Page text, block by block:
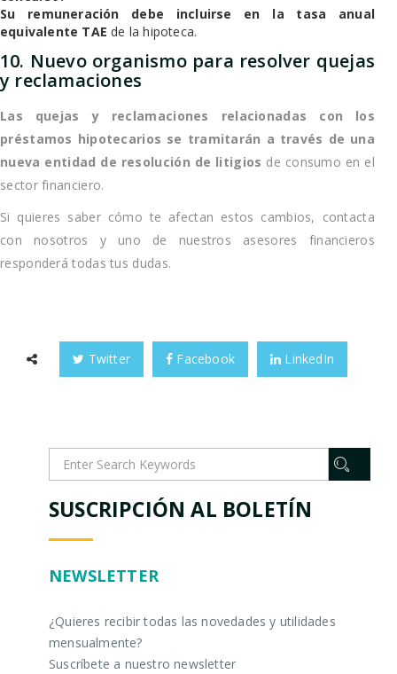
Su remuneración debe incluirse en la tasa anual
equivalente TAE de la hipoteca.
10. Nuevo organismo para resolver quejas
y reclamaciones
Las quejas y reclamaciones relacionadas con los
préstamos hipotecarios se tramitarán a través de una
nueva entidad de resolución de litigios de consumo en el
sector financiero.
Si quieres saber cómo te afectan estos cambios, contacta
con nosotros y uno de nuestros asesores financieros
responderá todas tus dudas.
Twitter Facebook LinkedIn
SUSCRIPCIÓN AL BOLETÍN
NEWSLETTER
¿Quieres recibir todas las novedades y utilidades
mensualmente?
Suscríbete a nuestro newsletter